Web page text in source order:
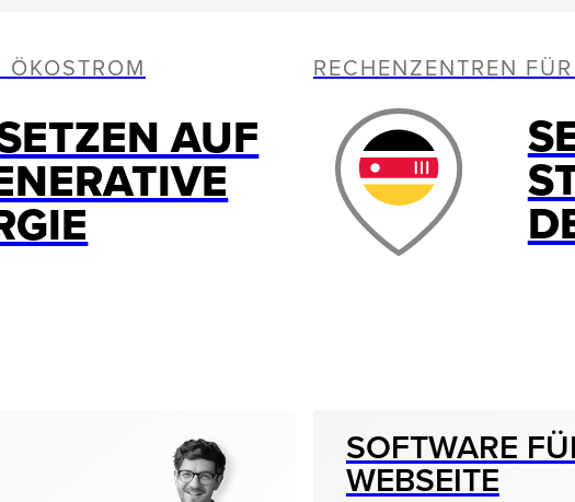
ÖKOSTROM
AUF
RECHENZENTREN
SOFTWARE
WEBSEITE